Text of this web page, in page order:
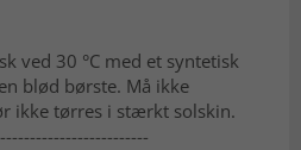
ved 30 °C med et syntetisk
blød børste. Må ikke
ikke tørres i stærkt solskin.